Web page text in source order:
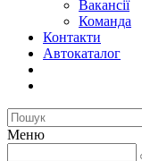
Вакансії
Команда
Контакти
Автокаталог
Меню